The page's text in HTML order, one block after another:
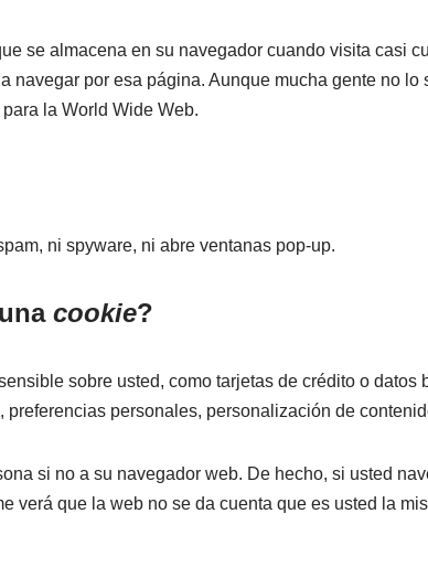
se almacena en su navegador cuando visita casi
navegar por esa página. Aunque mucha gente no lo
la World Wide Web.
ni spyware, ni abre ventanas pop-up.
cookie?
sobre usted, como tarjetas de crédito o
preferencias personales, personalización de
si no a su navegador web. De hecho, si usted
verá que la web no se da cuenta que es usted la